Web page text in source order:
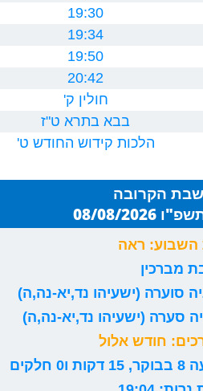
19:30
19:34
19:50
20:42
חולין ק'
בבא בתרא ט"ז
הלכות קידוש החודש ט'
הקרובה
08/2026
ראה
מברכין
סוערה (ישעיהו נד,יא-נה,ה)
סערה (ישעיהו נד,יא-נה,ה)
חודש אלול